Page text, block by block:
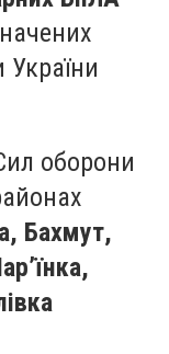
України
оборони
Бахмут,